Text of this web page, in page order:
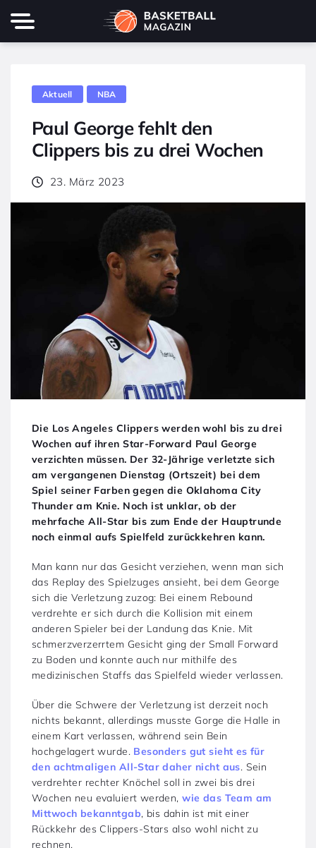
Aktuell NBA
Paul George fehlt den
Clippers bis zu drei Wochen
23. März 2023
Die Los Angeles Clippers werden wohl bis zu drei
Wochen auf ihren Star-Forward Paul George
verzichten müssen. Der 32-Jährige verletzte sich
am vergangenen Dienstag (Ortszeit) bei dem
Spiel seiner Farben gegen die Oklahoma City
Thunder am Knie. Noch ist unklar, ob der
mehrfache All-Star bis zum Ende der Hauptrunde
noch einmal aufs Spielfeld zurückkehren kann.
Man kann nur das Gesicht verziehen, wenn man sich
das Replay des Spielzuges ansieht, bei dem George
sich die Verletzung zuzog: Bei einem Rebound
verdrehte er sich durch die Kollision mit einem
anderen Spieler bei der Landung das Knie. Mit
schmerzverzerrtem Gesicht ging der Small Forward
zu Boden und konnte auch nur mithilfe des
medizinischen Staffs das Spielfeld wieder verlassen.
Über die Schwere der Verletzung ist derzeit noch
nichts bekannt, allerdings musste Gorge die Halle in
einem Kart verlassen, während sein Bein
hochgelagert wurde. Besonders gut sieht es für
den achtmaligen All-Star daher nicht aus. Sein
verdrehter rechter Knöchel soll in zwei bis drei
Wochen neu evaluiert werden,wie das Team am
Mittwoch bekanntgab, bis dahin ist mit einer
Rückkehr des Clippers-Stars also wohl nicht zu
rechnen.